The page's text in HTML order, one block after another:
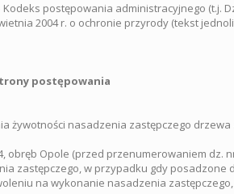
postępowania administracyjnego (t.j.
2004 r. o ochronie przyrody (tekst
postępowania
nasadzenia zastępczego drzewa
obręb Opole (przed przenumerowaniem dz.
zastępczego, w przypadku gdy posadzone
na wykonanie nasadzenia